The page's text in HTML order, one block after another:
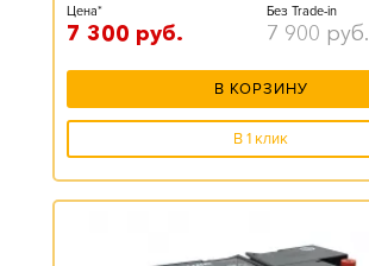
Цена*
7 300 руб.
Без Trade-in
7 900 руб.
В КОРЗИНУ
В 1 клик